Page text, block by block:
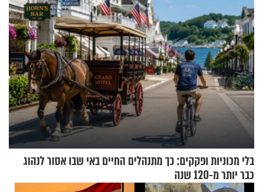
בלי מכוניות ופקקים: כך מתנהלים החיים באי שבו אסור לנהוג
כבר יותר מ-120 שנה